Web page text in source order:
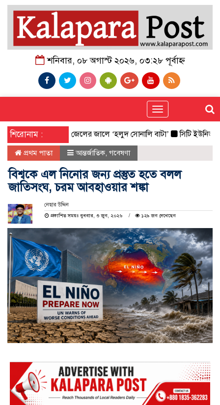
শনিবার, ০৮ অগাস্ট ২০২৬, ০৩:২৮ পূর্বাহ্ন
Toggle
navigation
শিরোনাম :
গভীর সমুদ্রে জেলের জালে ‘হলুদ সোনালি বাটা’ সিটি
প্রথম পাতা আন্তর্জাতিক, গবেষণা
বিশ্বকে এল নিনোর জন্য প্রস্তুত হতে বলল
জাতিসংঘ, চরম আবহাওয়ার শঙ্কা
নেছার উদ্দিন
প্রকাশিত সময়ঃ বুধবার, ৩ জুন, ২০২৬
১২৯ জন দেখেছেন